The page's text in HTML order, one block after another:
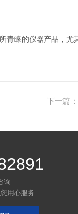
睐的仪器产品，尤
下一篇：
询
用心服务